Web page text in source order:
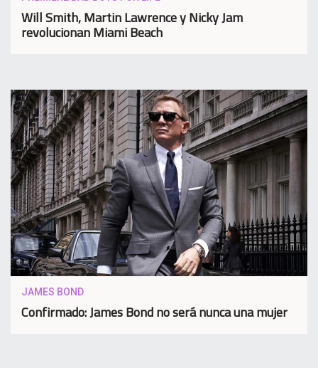
Will Smith, Martin Lawrence y Nicky Jam
revolucionan Miami Beach
JAMES BOND
Confirmado: James Bond no será nunca una mujer